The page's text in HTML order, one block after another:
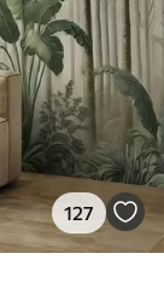
127